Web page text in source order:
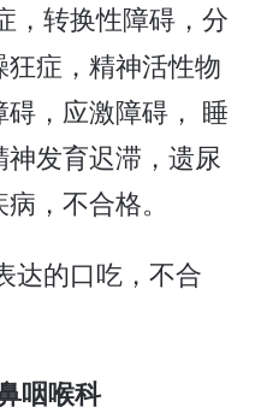
，转换性障碍，分
症，精神活性物
，应激障碍， 睡
发育迟滞，遗尿
，不合格。
达的口吃，不合
咽喉科